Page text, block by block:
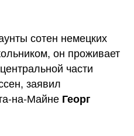
сотен немецких
он проживает
части
заявил
на-Майне Георг